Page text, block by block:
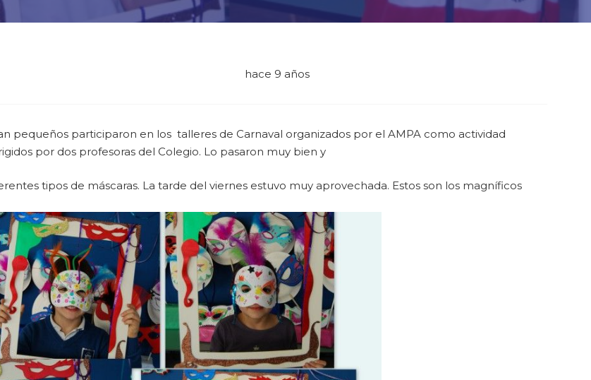
hace 9 años
pequeños participaron en los talleres de Carnaval organizados por el AMPA como actividad
por dos profesoras del Colegio. Lo pasaron muy bien y
tipos de máscaras. La tarde del viernes estuvo muy aprovechada. Estos son los magníficos